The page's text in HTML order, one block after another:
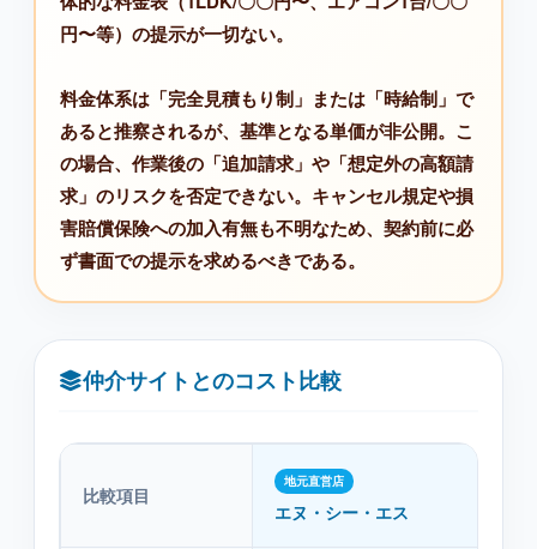
円〜等）の提示が一切ない。
料金体系は「完全見積もり制」または「時給制」で
あると推察されるが、基準となる単価が非公開。こ
の場合、作業後の「追加請求」や「想定外の高額請
求」のリスクを否定できない。キャンセル規定や損
害賠償保険への加入有無も不明なため、契約前に必
ず書面での提示を求めるべきである。
仲介サイトとのコスト比較
比較項目
地元直営店
エヌ・シー・エス